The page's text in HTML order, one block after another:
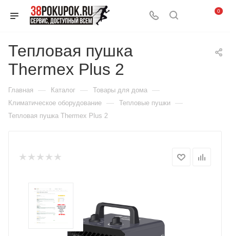
0
Тепловая пушка
Thermex Plus 2
Главная — Каталог — Товары для дома —
Климатическое оборудование — Тепловые пушки —
Тепловая пушка Thermex Plus 2